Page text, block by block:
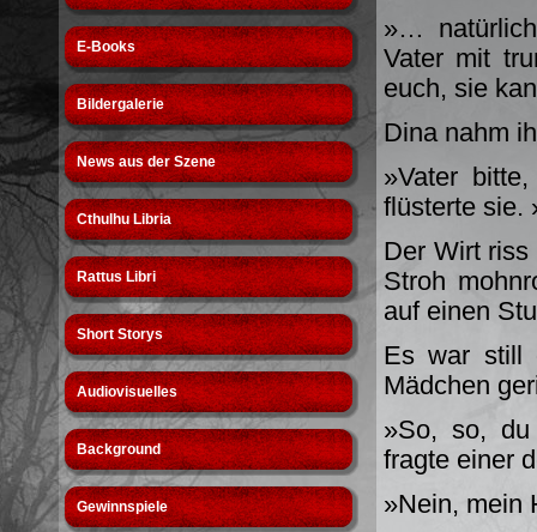
E-Books
Bildergalerie
News aus der Szene
Cthulhu Libria
Rattus Libri
Short Storys
Audiovisuelles
Background
Gewinnspiele
»…
Vater mit
euch, sie
Dina nahm
»Vater
flüsterte sie.
Der Wirt
Stroh
auf einen
Es war still
Mädchen
»So, so,
fragte einer
»Nein, mein